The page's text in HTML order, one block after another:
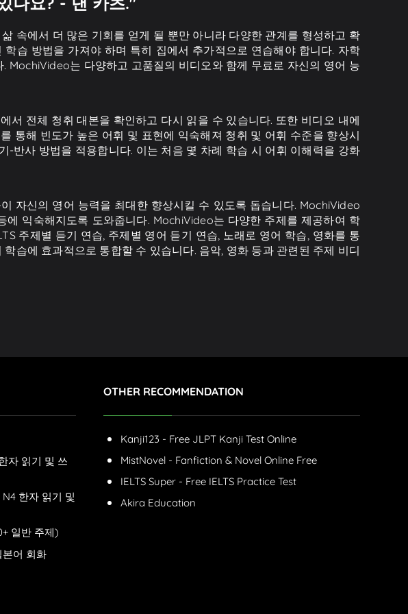
속에서 더 많은 기회를 얻게 될 뿐만 아니라 다양한 관계를 형성하고 확
습 방법을 가져야 하며 특히 집에서 추가적으로 연습해야 합니다. 자학
MochiVideo는 다양하고 고품질의 비디오와 함께 무료로 자신의 영어 능
서 전체 청취 대본을 확인하고 다시 읽을 수 있습니다. 또한 비디오 내에
통해 빈도가 높은 어휘 및 표현에 익숙해져 청취 및 어휘 수준을 향상시
반사 방법을 적용합니다. 이는 처음 몇 차례 학습 시 어휘 이해력을 강화
자신의 영어 능력을 최대한 향상시킬 수 있도록 돕습니다. MochiVideo
에 익숙해지도록 도와줍니다. MochiVideo는 다양한 주제를 제공하여 학
주제별 듣기 연습, 주제별 영어 듣기 연습, 노래로 영어 학습, 영화를 통
습에 효과적으로 통합할 수 있습니다. 음악, 영화 등과 관련된 주제 비디
자 읽기 및 쓰
한자 읽기 및
일반 주제)
어 회화
OTHER RECOMMENDATION
Kanji123 - Free JLPT Kanji Test Online
MistNovel - Fanfiction & Novel Online Free
IELTS Super - Free IELTS Practice Test
Akira Education